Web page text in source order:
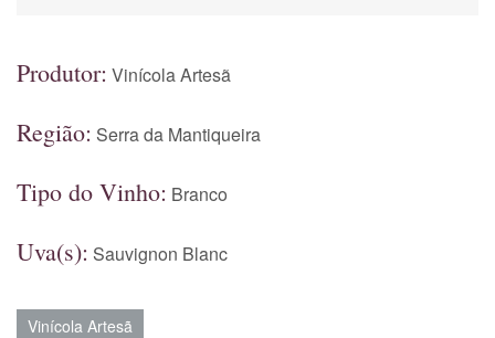
Produtor: Vinícola Artesã
Região: Serra da Mantiqueira
Tipo do Vinho: Branco
Uva(s): Sauvignon Blanc
Vinícola Artesã